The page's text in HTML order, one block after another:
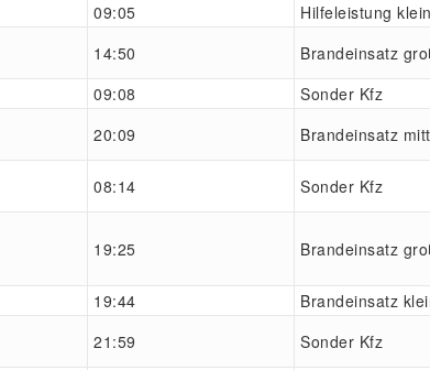
09:05 Hilfeleistung klein
14:50 Brandeinsatz
09:08 Sonder Kfz
20:09 Brandeinsatz
08:14 Sonder Kfz
19:25 Brandeinsatz
19:44 Brandeinsatz
21:59 Sonder Kfz